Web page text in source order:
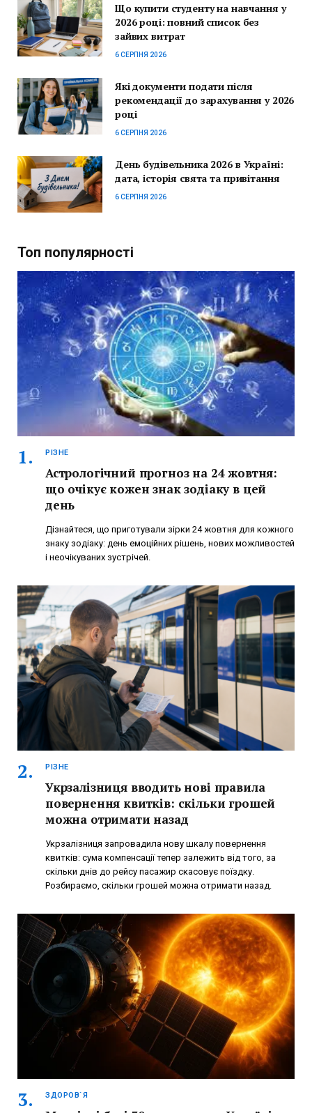
Що купити студенту на навчання у
2026 році: повний список без
зайвих витрат
6 СЕРПНЯ 2026
Які документи подати після
рекомендації до зарахування у 2026
році
6 СЕРПНЯ 2026
День будівельника 2026 в Україні:
дата, історія свята та привітання
6 СЕРПНЯ 2026
Топ популярності
РІЗНЕ
Астрологічний прогноз на 24 жовтня:
що очікує кожен знак зодіаку в цей
день
Дізнайтеся, що приготували зірки 24 жовтня для кожного
знаку зодіаку: день емоційних рішень, нових можливостей
і неочікуваних зустрічей.
РІЗНЕ
Укрзалізниця вводить нові правила
повернення квитків: скільки грошей
можна отримати назад
Укрзалізниця запровадила нову шкалу повернення
квитків: сума компенсації тепер залежить від того, за
скільки днів до рейсу пасажир скасовує поїздку.
Розбираємо, скільки грошей можна отримати назад.
ЗДОРОВ`Я